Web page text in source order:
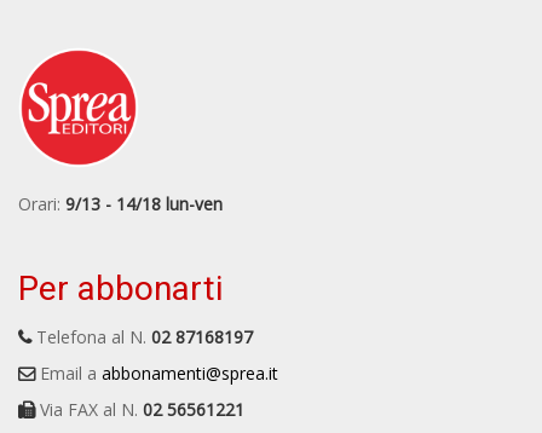
Orari: 9/13 - 14/18 lun-ven
Per abbonarti
Telefona al N. 02 87168197
Email a abbonamenti@sprea.it
Via FAX al N. 02 56561221